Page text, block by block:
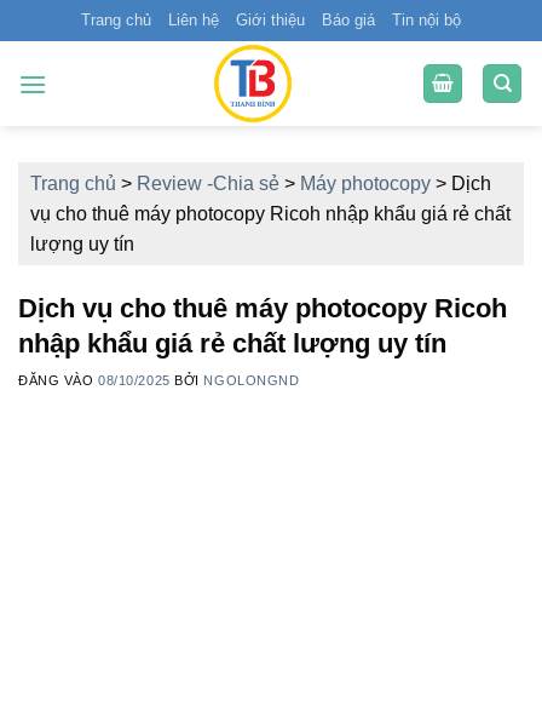
qua
nội
Trang chủ Liên hệ Giới thiệu Báo giá Tin nội bộ
Trang chủ > Review -Chia sẻ > Máy photocopy > Dịch
vụ cho thuê máy photocopy Ricoh nhập khẩu giá rẻ chất
lượng uy tín
Dịch vụ cho thuê máy photocopy Ricoh
nhập khẩu giá rẻ chất lượng uy tín
ĐĂNG VÀO08/10/2025 BỞI NGOLONGND